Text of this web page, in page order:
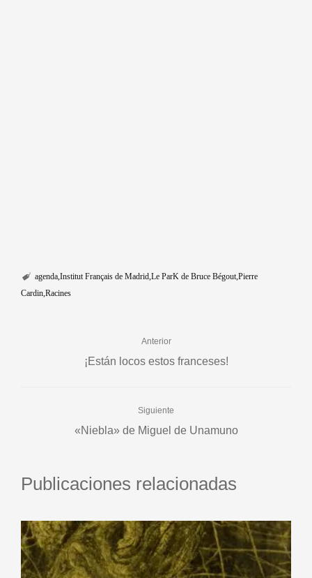
agenda Institut Français de Madrid Le ParK de Bruce Bégout Pierre
Cardin Racines
Anterior
¡Están locos estos franceses!
Siguiente
«Niebla» de Miguel de Unamuno
Publicaciones relacionadas